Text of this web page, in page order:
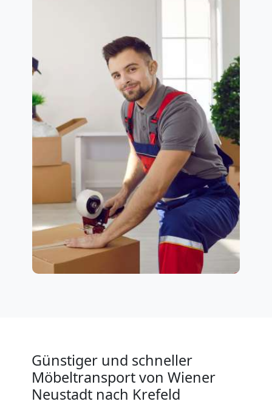
Günstiger und schneller
Möbeltransport von Wiener
Neustadt nach Krefeld